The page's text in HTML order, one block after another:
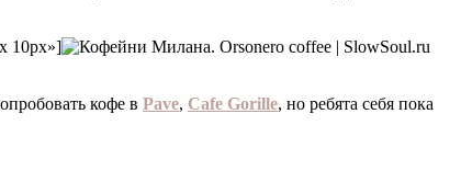
10px»]
кофе в Pave, Cafe Gorille, но ребята себя пока